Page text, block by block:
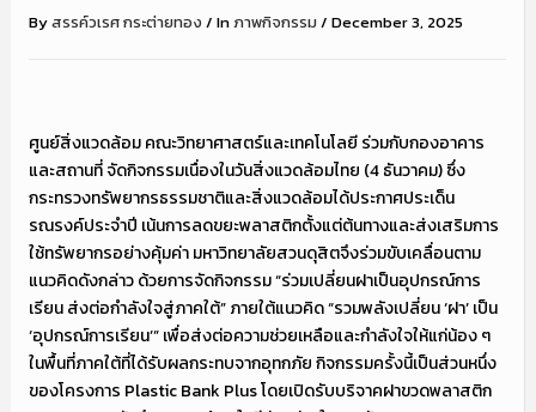
Byสรรค์วเรศ กระต่ายทอง / Inภาพกิจกรรม / December 3, 2025
ศูนย์สิ่งแวดล้อม คณะวิทยาศาสตร์และเทคโนโลยี ร่วมกับกองอาคาร
และสถานที่ จัดกิจกรรมเนื่องในวันสิ่งแวดล้อมไทย (4 ธันวาคม) ซึ่ง
กระทรวงทรัพยากรธรรมชาติและสิ่งแวดล้อมได้ประกาศประเด็น
รณรงค์ประจำปี เน้นการลดขยะพลาสติกตั้งแต่ต้นทางและส่งเสริมการ
ใช้ทรัพยากรอย่างคุ้มค่า มหาวิทยาลัยสวนดุสิตจึงร่วมขับเคลื่อนตาม
แนวคิดดังกล่าว ด้วยการจัดกิจกรรม “ร่วมเปลี่ยนฝาเป็นอุปกรณ์การ
เรียน ส่งต่อกำลังใจสู่ภาคใต้” ภายใต้แนวคิด “รวมพลังเปลี่ยน ‘ฝา’ เป็น
‘อุปกรณ์การเรียน’” เพื่อส่งต่อความช่วยเหลือและกำลังใจให้แก่น้อง ๆ
ในพื้นที่ภาคใต้ที่ได้รับผลกระทบจากอุทกภัย กิจกรรมครั้งนี้เป็นส่วนหนึ่ง
ของโครงการ Plastic Bank Plus โดยเปิดรับบริจาคฝาขวดพลาสติก